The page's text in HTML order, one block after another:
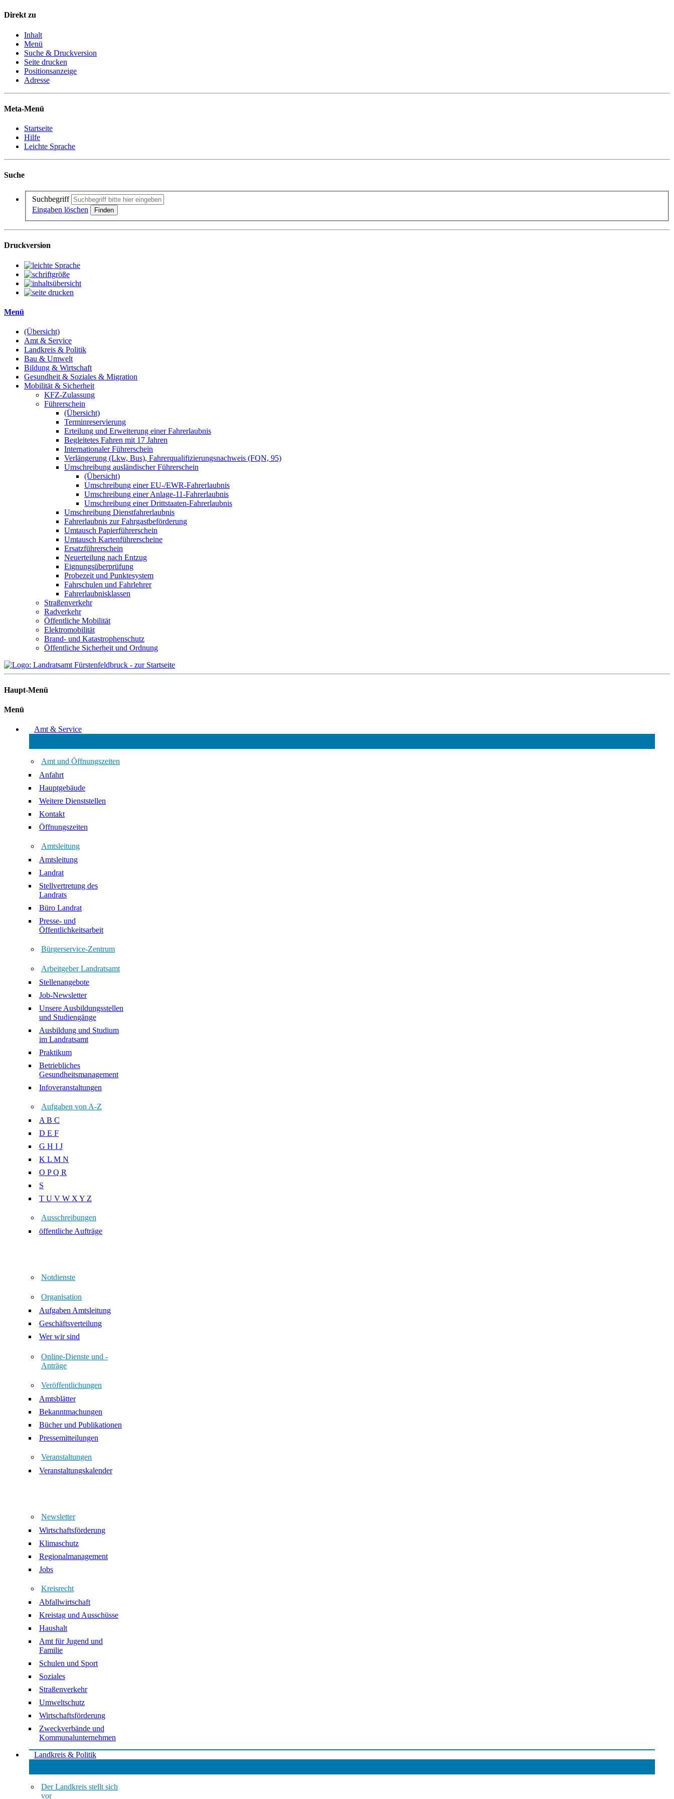
Direkt zu
Inhalt
Menü
Suche & Druckversion
Seite drucken
Positionsanzeige
Adresse
Meta-Menü
Startseite
Hilfe
Leichte Sprache
Suche
Suchbegriff
Eingaben löschen
Druckversion
Menü
(Übersicht)
Amt & Service
Landkreis & Politik
Bau & Umwelt
Bildung & Wirtschaft
Gesundheit & Soziales & Migration
Mobilität & Sicherheit
KFZ-Zulassung
Führerschein
(Übersicht)
Terminreservierung
Erteilung und Erweiterung einer Fahrerlaubnis
Begleitetes Fahren mit 17 Jahren
Internationaler Führerschein
Verlängerung (Lkw, Bus), Fahrerqualifizierungsnachweis (FQN, 95)
Umschreibung ausländischer Führerschein
(Übersicht)
Umschreibung einer EU-/EWR-Fahrerlaubnis
Umschreibung einer Anlage-11-Fahrerlaubnis
Umschreibung einer Drittstaaten-Fahrerlaubnis
Umschreibung Dienstfahrerlaubnis
Fahrerlaubnis zur Fahrgastbeförderung
Umtausch Papierführerschein
Umtausch Kartenführerscheine
Ersatzführerschein
Neuerteilung nach Entzug
Eignungsüberprüfung
Probezeit und Punktesystem
Fahrschulen und Fahrlehrer
Fahrerlaubnisklassen
Straßenverkehr
Radverkehr
Öffentliche Mobilität
Elektromobilität
Brand- und Katastrophenschutz
Öffentliche Sicherheit und Ordnung
Haupt-Menü
Menü
Amt & Service
Amt und Öffnungszeiten
Anfahrt
Hauptgebäude
Weitere Dienststellen
Kontakt
Öffnungszeiten
Amtsleitung
Amtsleitung
Landrat
Stellvertretung des
Landrats
Büro Landrat
Presse- und
Öffentlichkeitsarbeit
Bürgerservice-Zentrum
Arbeitgeber Landratsamt
Stellenangebote
Job-Newsletter
Unsere Ausbildungsstellen
und Studiengänge
Ausbildung und Studium
im Landratsamt
Praktikum
Betriebliches
Gesundheitsmanagement
Infoveranstaltungen
Aufgaben von A-Z
A B C
D E F
G H I J
K L M N
O P Q R
S
T U V W X Y Z
Ausschreibungen
öffentliche Aufträge
Notdienste
Organisation
Aufgaben Amtsleitung
Geschäftsverteilung
Wer wir sind
Online-Dienste und -
Anträge
Veröffentlichungen
Amtsblätter
Bekanntmachungen
Bücher und Publikationen
Pressemitteilungen
Veranstaltungen
Veranstaltungskalender
Newsletter
Wirtschaftsförderung
Klimaschutz
Regionalmanagement
Jobs
Kreisrecht
Abfallwirtschaft
Kreistag und Ausschüsse
Haushalt
Amt für Jugend und
Familie
Schulen und Sport
Soziales
Straßenverkehr
Umweltschutz
Wirtschaftsförderung
Zweckverbände und
Kommunalunternehmen
Landkreis & Politik
Der Landkreis stellt sich
vor